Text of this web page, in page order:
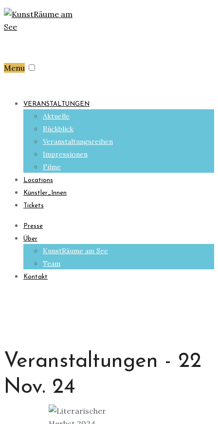
Menu
VERANSTALTUNGEN
Aktuelle
Rückblick
Veranstaltungsreihen
Impressionen
Filme
Locations
Künstler_Innen
Tickets
Presse
Über
KunstRäume am See
Team
Kontakt
Veranstaltungen - 22
Nov. 24